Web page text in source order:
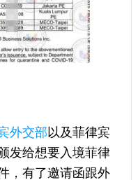
外交部以及菲律宾
发给想要入境菲律
，有了邀请函跟外